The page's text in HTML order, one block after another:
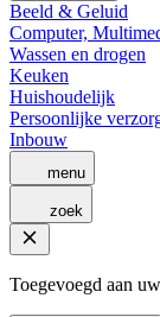
Beeld & Geluid
Computer,
Wassen en drogen
Keuken
Huishoudelijk
Persoonlijke
Inbouw
menu
zoek
Toegevoegd aan